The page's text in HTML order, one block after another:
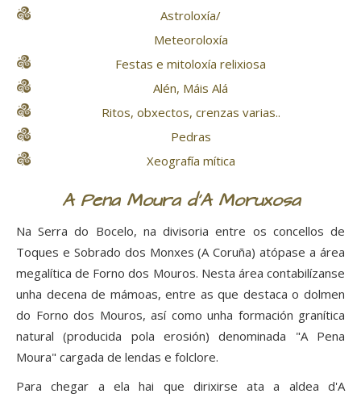
Astroloxía/
Meteoroloxía
Festas e mitoloxía relixiosa
Alén, Máis Alá
Ritos, obxectos, crenzas varias..
Pedras
Xeografía mítica
A Pena Moura d'A Moruxosa
Na Serra do Bocelo, na divisoria entre os concellos de
Toques e Sobrado dos Monxes (A Coruña) atópase a área
megalítica de Forno dos Mouros. Nesta área contabilízanse
unha decena de mámoas, entre as que destaca o dolmen
do Forno dos Mouros, así como unha formación granítica
natural (producida pola erosión) denominada "A Pena
Moura" cargada de lendas e folclore.
Para chegar a ela hai que dirixirse ata a aldea d'A